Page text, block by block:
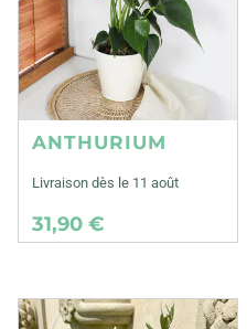
ANTHURIUM
Livraison dès le 11 août
31,90 €